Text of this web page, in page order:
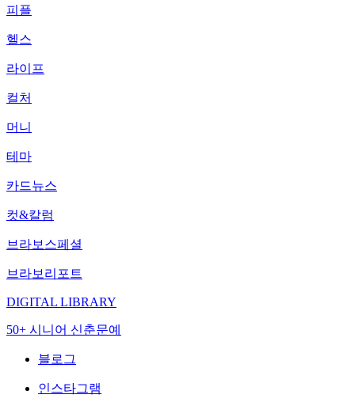
피플
헬스
라이프
컬처
머니
테마
카드뉴스
컷&칼럼
브라보스페셜
브라보리포트
DIGITAL LIBRARY
50+ 시니어 신춘문예
블로그
인스타그램